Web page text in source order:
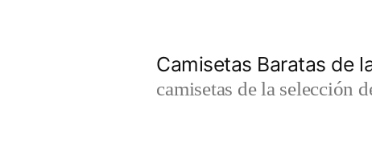
Camisetas Baratas de
camisetas de la selección